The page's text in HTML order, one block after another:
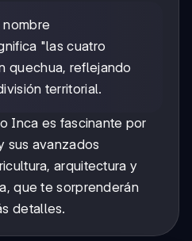
nombre
"las cuatro
quechua, reflejando
territorial.
Inca es fascinante por
sus avanzados
arquitectura y
que te sorprenderán
detalles.